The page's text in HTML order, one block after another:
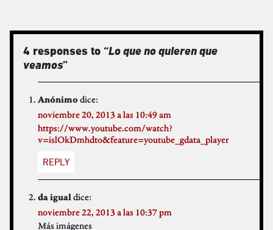
4 responses to “Lo que no quieren que
veamos”
Anónimodice:
noviembre 20, 2013 a las 10:49 am
https://www.youtube.com/watch?
v=islOkDmhdto&feature=youtube_gdata_player
REPLY
da igualdice:
noviembre 22, 2013 a las 10:37 pm
Más imágenes